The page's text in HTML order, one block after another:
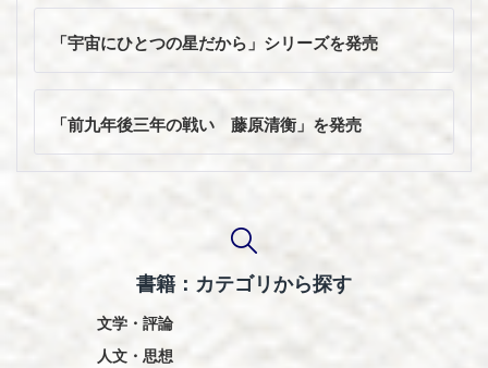
投
ナ
ビ
シ
「宇宙にひとつの星だから」シリーズを発売
「前九年後三年の戦い 藤原清衡」を発売
書籍：カテゴリから探す
文学・評論
人文・思想